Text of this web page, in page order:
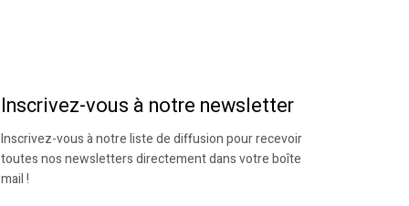
Inscrivez-vous à notre newsletter
Inscrivez-vous à notre liste de diffusion pour recevoir
toutes nos newsletters directement dans votre boîte
mail !